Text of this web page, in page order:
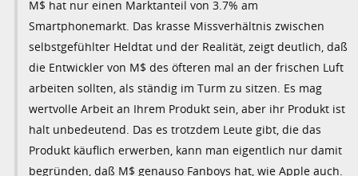
M$ hat nur einen Marktanteil von 3.7% am
Smartphonemarkt. Das krasse Missverhältnis zwischen
selbstgefühlter Heldtat und der Realität, zeigt deutlich, daß
die Entwickler von M$ des öfteren mal an der frischen Luft
arbeiten sollten, als ständig im Turm zu sitzen. Es mag
wertvolle Arbeit an Ihrem Produkt sein, aber ihr Produkt ist
halt unbedeutend. Das es trotzdem Leute gibt, die das
Produkt käuflich erwerben, kann man eigentlich nur damit
begründen, daß M$ genauso Fanboys hat, wie Apple auch.